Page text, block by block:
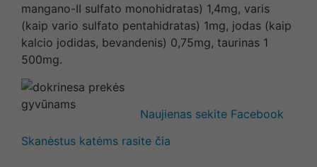
mangano-II sulfato monohidratas) 1,4mg, varis
(kaip vario sulfato pentahidratas) 1mg, jodas (kaip
kalcio jodidas, bevandenis) 0,75mg, taurinas 1
500mg.
Naujienas sekite Facebook
Skanėstus katėms rasite čia